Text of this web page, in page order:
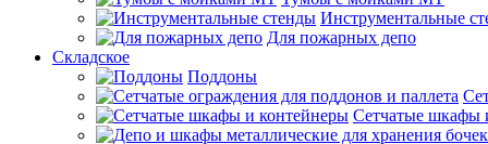
Инструментальные
Для пожарных депо
Складское
Поддоны
Сетчатые шкафы